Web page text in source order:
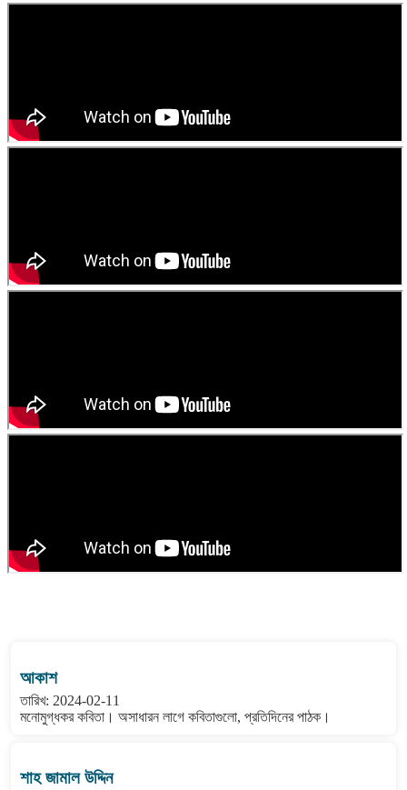
আকাশ
তারিখ: 2024-02-11
মনোমুগ্ধকর কবিতা। অসাধারন লাগে কবিতাগুলো, প্রতিদিনের পাঠক।
শাহ জামাল উদ্দিন